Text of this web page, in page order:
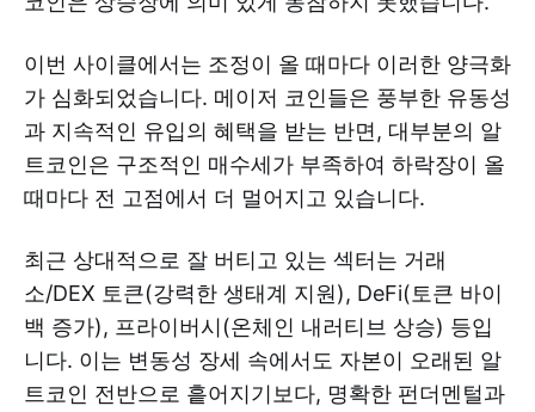
이번 사이클에서는 조정이 올 때마다 이러한 양극화
가 심화되었습니다. 메이저 코인들은 풍부한 유동성
과 지속적인 유입의 혜택을 받는 반면, 대부분의 알
트코인은 구조적인 매수세가 부족하여 하락장이 올
때마다 전 고점에서 더 멀어지고 있습니다.
최근 상대적으로 잘 버티고 있는 섹터는 거래
소/DEX 토큰(강력한 생태계 지원), DeFi(토큰 바이
백 증가), 프라이버시(온체인 내러티브 상승) 등입
니다. 이는 변동성 장세 속에서도 자본이 오래된 알
트코인 전반으로 흩어지기보다, 명확한 펀더멘털과